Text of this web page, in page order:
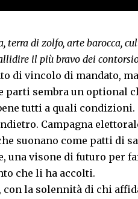
terra di zolfo, arte barocca,
il più bravo dei
di vincolo di mandato,
parti sembra un optional
tutti a quali condizioni.
Campagna
suonano come patti di
una visone di futuro per
che li ha accolti.
la solennità di chi